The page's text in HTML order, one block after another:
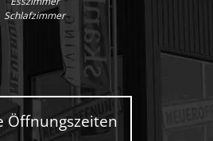
Schlafzimmer
Öffnungszeiten